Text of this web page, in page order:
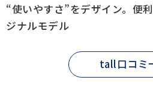
“使いやすさ”をデザイン。便
ジナルモデル
tall口コミ